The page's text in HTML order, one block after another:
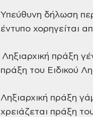
Υπεύθυνη δήλωση
έντυπο χορηγείται
Ληξιαρχική πράξη
πράξη του Ειδικού
Ληξιαρχική πράξη
χρειάζεται πράξη